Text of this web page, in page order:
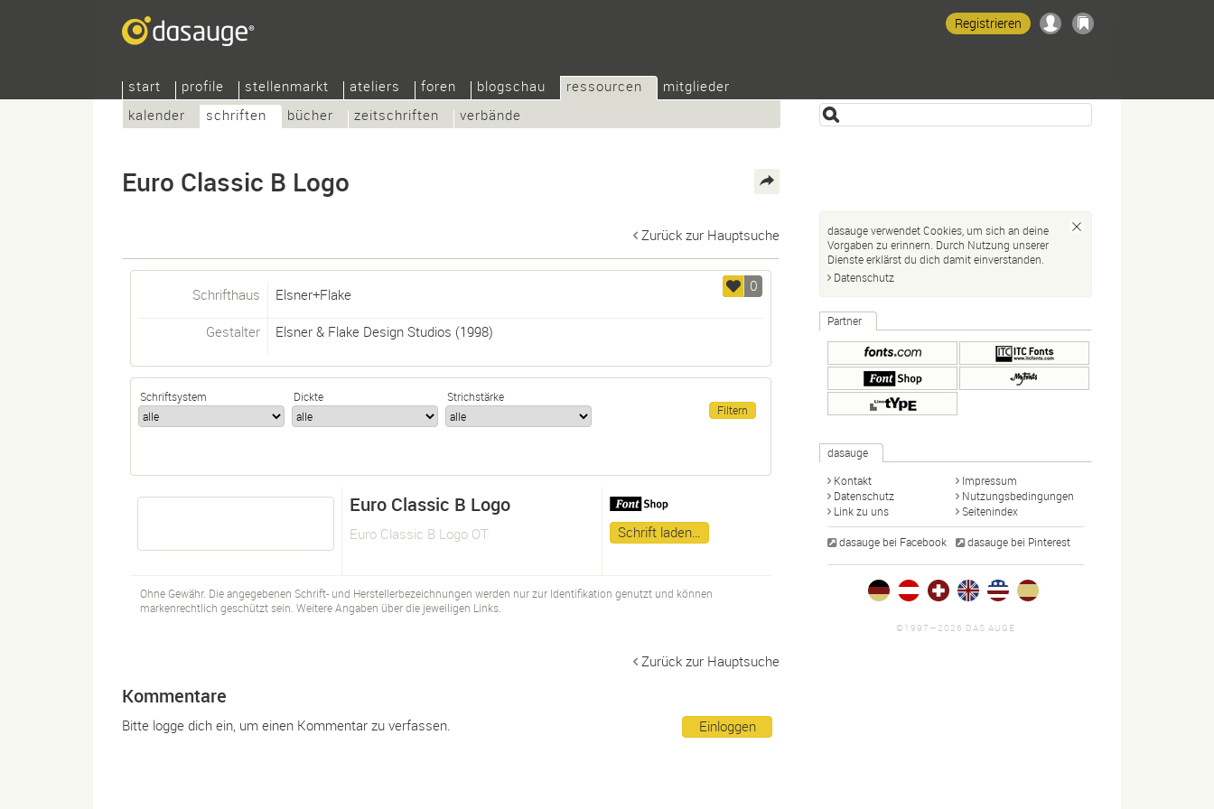
start profile stellenmarkt ateliers foren blogschau
ressourcen
kalender
schriften bücher zeitschriften verbände
mitglieder
Registrieren
Euro Classic B Logo
Zurück zur Hauptsuche
0
Schrifthaus Elsner+Flake
Gestalter Elsner & Flake Design Studios (1998)
Schriftsystem Dickte Strichstärke
Euro Classic B Logo
Euro Classic B Logo OT Schrift laden…
Ohne Gewähr. Die angegebenen Schrift- und Herstellerbezeichnungen werden nur zur Identifikation genutzt und können
markenrechtlich geschützt sein. Weitere Angaben über die jeweiligen Links.
Zurück zur Hauptsuche
Kommentare
Einloggen
Bitte logge dich ein, um einen Kommentar zu verfassen.
dasauge verwendet Cookies, um sich an deine
Vorgaben zu erinnern. Durch Nutzung unserer
Dienste erklärst du dich damit einverstanden.
Datenschutz
Partner
dasauge
Kontakt
Impressum
Datenschutz
Nutzungsbedingungen
Link zu uns
Seitenindex
dasauge bei Facebook dasauge bei Pinterest
©1997—2026 DAS AUGE